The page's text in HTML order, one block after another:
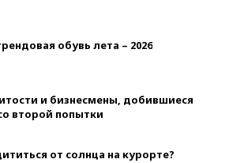
обувь лета – 2026
и бизнесмены, добившиеся
второй попытки
от солнца на курорте?